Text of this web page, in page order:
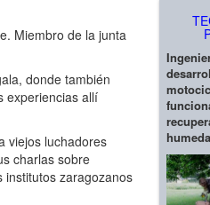
Miembro de la junta
donde también
experiencias allí
viejos luchadores
charlas sobre
institutos zaragozanos